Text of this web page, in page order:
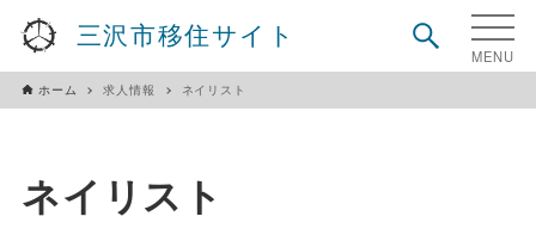
三沢市移住サイト
ホーム 求人情報 ネイリスト
ネイリスト